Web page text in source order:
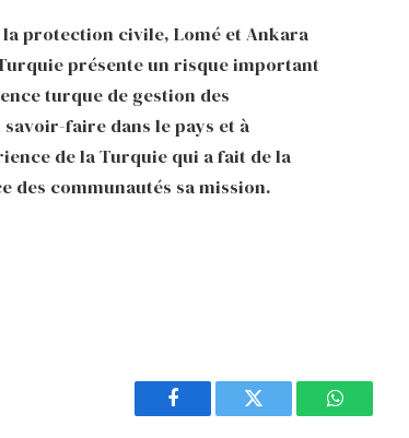
protection civile, Lomé et Ankara
présente un risque important
turque de gestion des
faire dans le pays et à
de la Turquie qui a fait de la
des communautés sa mission.
Facebook Twitter WhatsApp